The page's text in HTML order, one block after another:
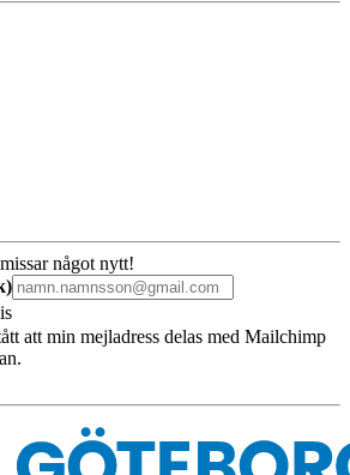
något nytt!
att min mejladress delas med Mailchimp